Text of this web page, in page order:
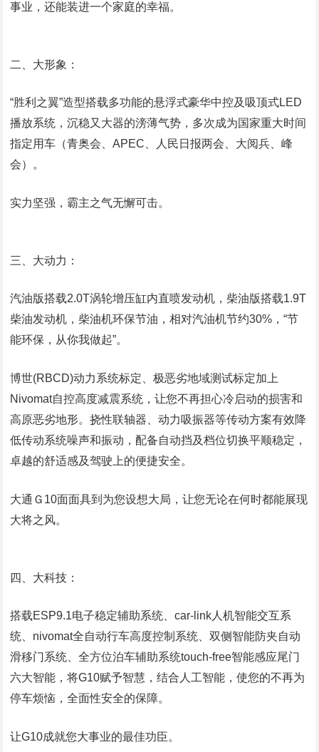
事业，还能装进一个家庭的幸福。
二、大形象：
“胜利之翼”造型搭载多功能的悬浮式豪华中控及吸顶式LED
播放系统，沉稳又大器的滂薄气势，多次成为国家重大时间
指定用车（青奥会、APEC、人民日报两会、大阅兵、峰
会）。
实力坚强，霸主之气无懈可击。
三、大动力：
汽油版搭载2.0T涡轮增压缸内直喷发动机，柴油版搭载1.9T
柴油发动机，柴油机环保节油，相对汽油机节约30%，“节
能环保，从你我做起”。
博世(RBCD)动力系统标定、极恶劣地域测试标定加上
Nivomat自控高度减震系统，让您不再担心冷启动的损害和
高原恶劣地形。挠性联轴器、动力吸振器等传动方案有效降
低传动系统噪声和振动，配备自动挡及档位切换平顺稳定，
卓越的舒适感及驾驶上的便捷安全。
大通Ｇ10面面具到为您设想大局，让您无论在何时都能展现
大将之风。
四、大科技：
搭载ESP9.1电子稳定辅助系统、car-link人机智能交互系
统、nivomat全自动行车高度控制系统、双侧智能防夹自动
滑移门系统、全方位泊车辅助系统touch-free智能感应尾门
六大智能，将G10赋予智慧，结合人工智能，使您的不再为
停车烦恼，全面性安全的保障。
让G10成就您大事业的最佳功臣。